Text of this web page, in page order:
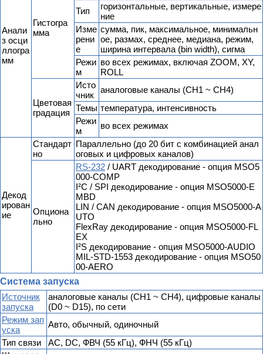
Анали
з осци
ллогра
мм
Гистогра
мма
Тип
горизонтальные, вертикальные, измере
ние
Изме
рени
е
сумма, пик, максимальное, минимальн
ое, размах, среднее, медиана, режим,
ширина интервала (bin width), сигма
Режи
м
во всех режимах, включая ZOOM, XY,
ROLL
Цветовая
градация
Исто
чник
аналоговые каналы (CH1 ~ CH4)
Темы температура, интенсивность
Режи
м
во всех режимах
Декод
ирован
ие
Стандарт
но
Параллельно (до 20 бит с комбинацией анал
оговых и цифровых каналов)
Опциона
льно
RS-232 / UART декодирование - опция MSO5
000-COMP
I²C / SPI декодирование - опция MSO5000-E
MBD
LIN / CAN декодирование - опция MSO5000-A
UTO
FlexRay декодирование - опция MSO5000-FL
EX
I²S декодирование - опция MSO5000-AUDIO
MIL-STD-1553 декодирование - опция MSO50
00-AERO
Система запуска
Источник
запуска
аналоговые каналы (CH1 ~ CH4), цифровые каналы
(D0 ~ D15), по сети
Режим зап
уска
Авто, обычный, одиночный
Тип связи
AC, DC, ФВЧ (55 кГц), ФНЧ (55 кГц)